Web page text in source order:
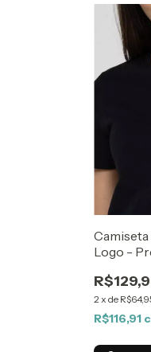
Camiseta
Logo -
2 x de
R$116,91